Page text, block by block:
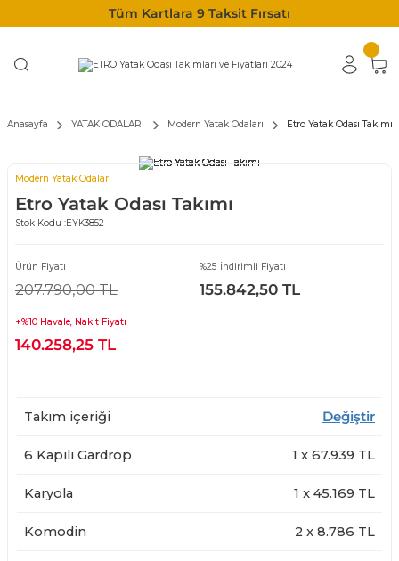
Tüm Kartlara 9 Taksit Fırsatı
Anasayfa YATAK ODALARI Modern Yatak Odaları Etro Yatak Odası Takımı
Modern Yatak Odaları
Etro Yatak Odası Takımı
Stok Kodu :EYK3852
Ürün Fiyatı
207.790,00 TL
%25 İndirimli Fiyatı
155.842,50 TL
+%10 Havale, Nakit Fiyatı
140.258,25 TL
Takım içeriği Değiştir
6 Kapılı Gardrop 1 x 67.939 TL
Karyola 1 x 45.169 TL
Komodin 2 x 8.786 TL